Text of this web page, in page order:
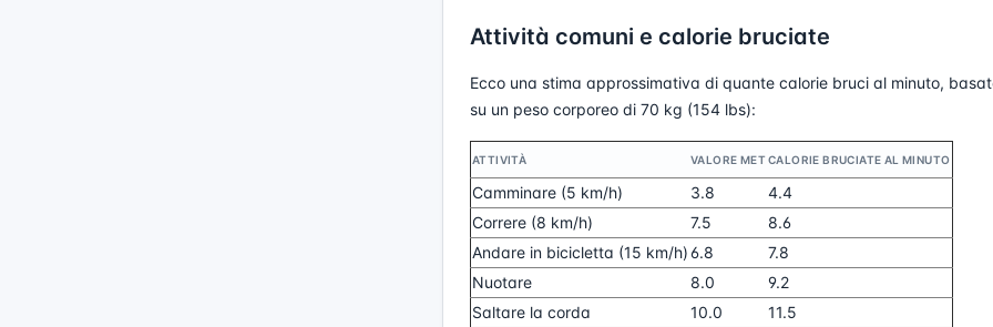
Attività comuni e calorie bruciate
Ecco una stima approssimativa di quante calorie bruci al minuto,
su un peso corporeo di 70 kg (154 lbs):
ATTIVITÀ VALORE METCALORIE BRUCIATE AL MINUTO
Camminare (5 km/h) 3.8
4.4
Correre (8 km/h)
7.5
8.6
Andare in bicicletta (15 km/h)6.8
7.8
Nuotare
8.0
9.2
Saltare la corda
10.0 11.5